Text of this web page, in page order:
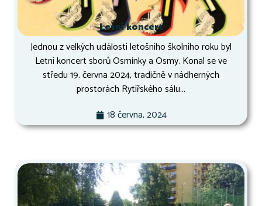
Letní koncert
Jednou z velkých událostí letošního školního roku byl
Letní koncert sborů Osminky a Osmy. Konal se ve
středu 19. června 2024, tradičně v nádherných
prostorách Rytířského sálu...
18 června, 2024